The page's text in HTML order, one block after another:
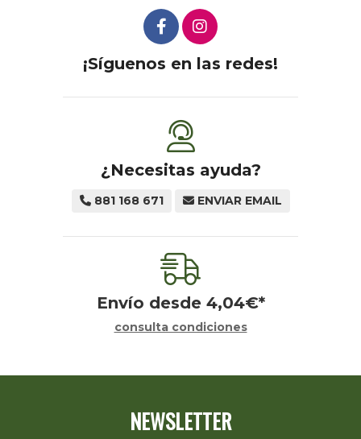
¡Síguenos en las redes!
¿Necesitas ayuda?
881 168 671 ENVIAR EMAIL
Envío desde 4,04€*
consulta condiciones
NEWSLETTER